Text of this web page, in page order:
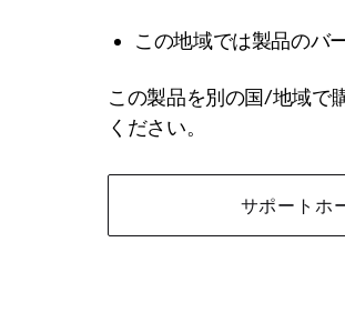
この地域では製品のバ
この製品を別の国/地域で
ください。
サポートホ